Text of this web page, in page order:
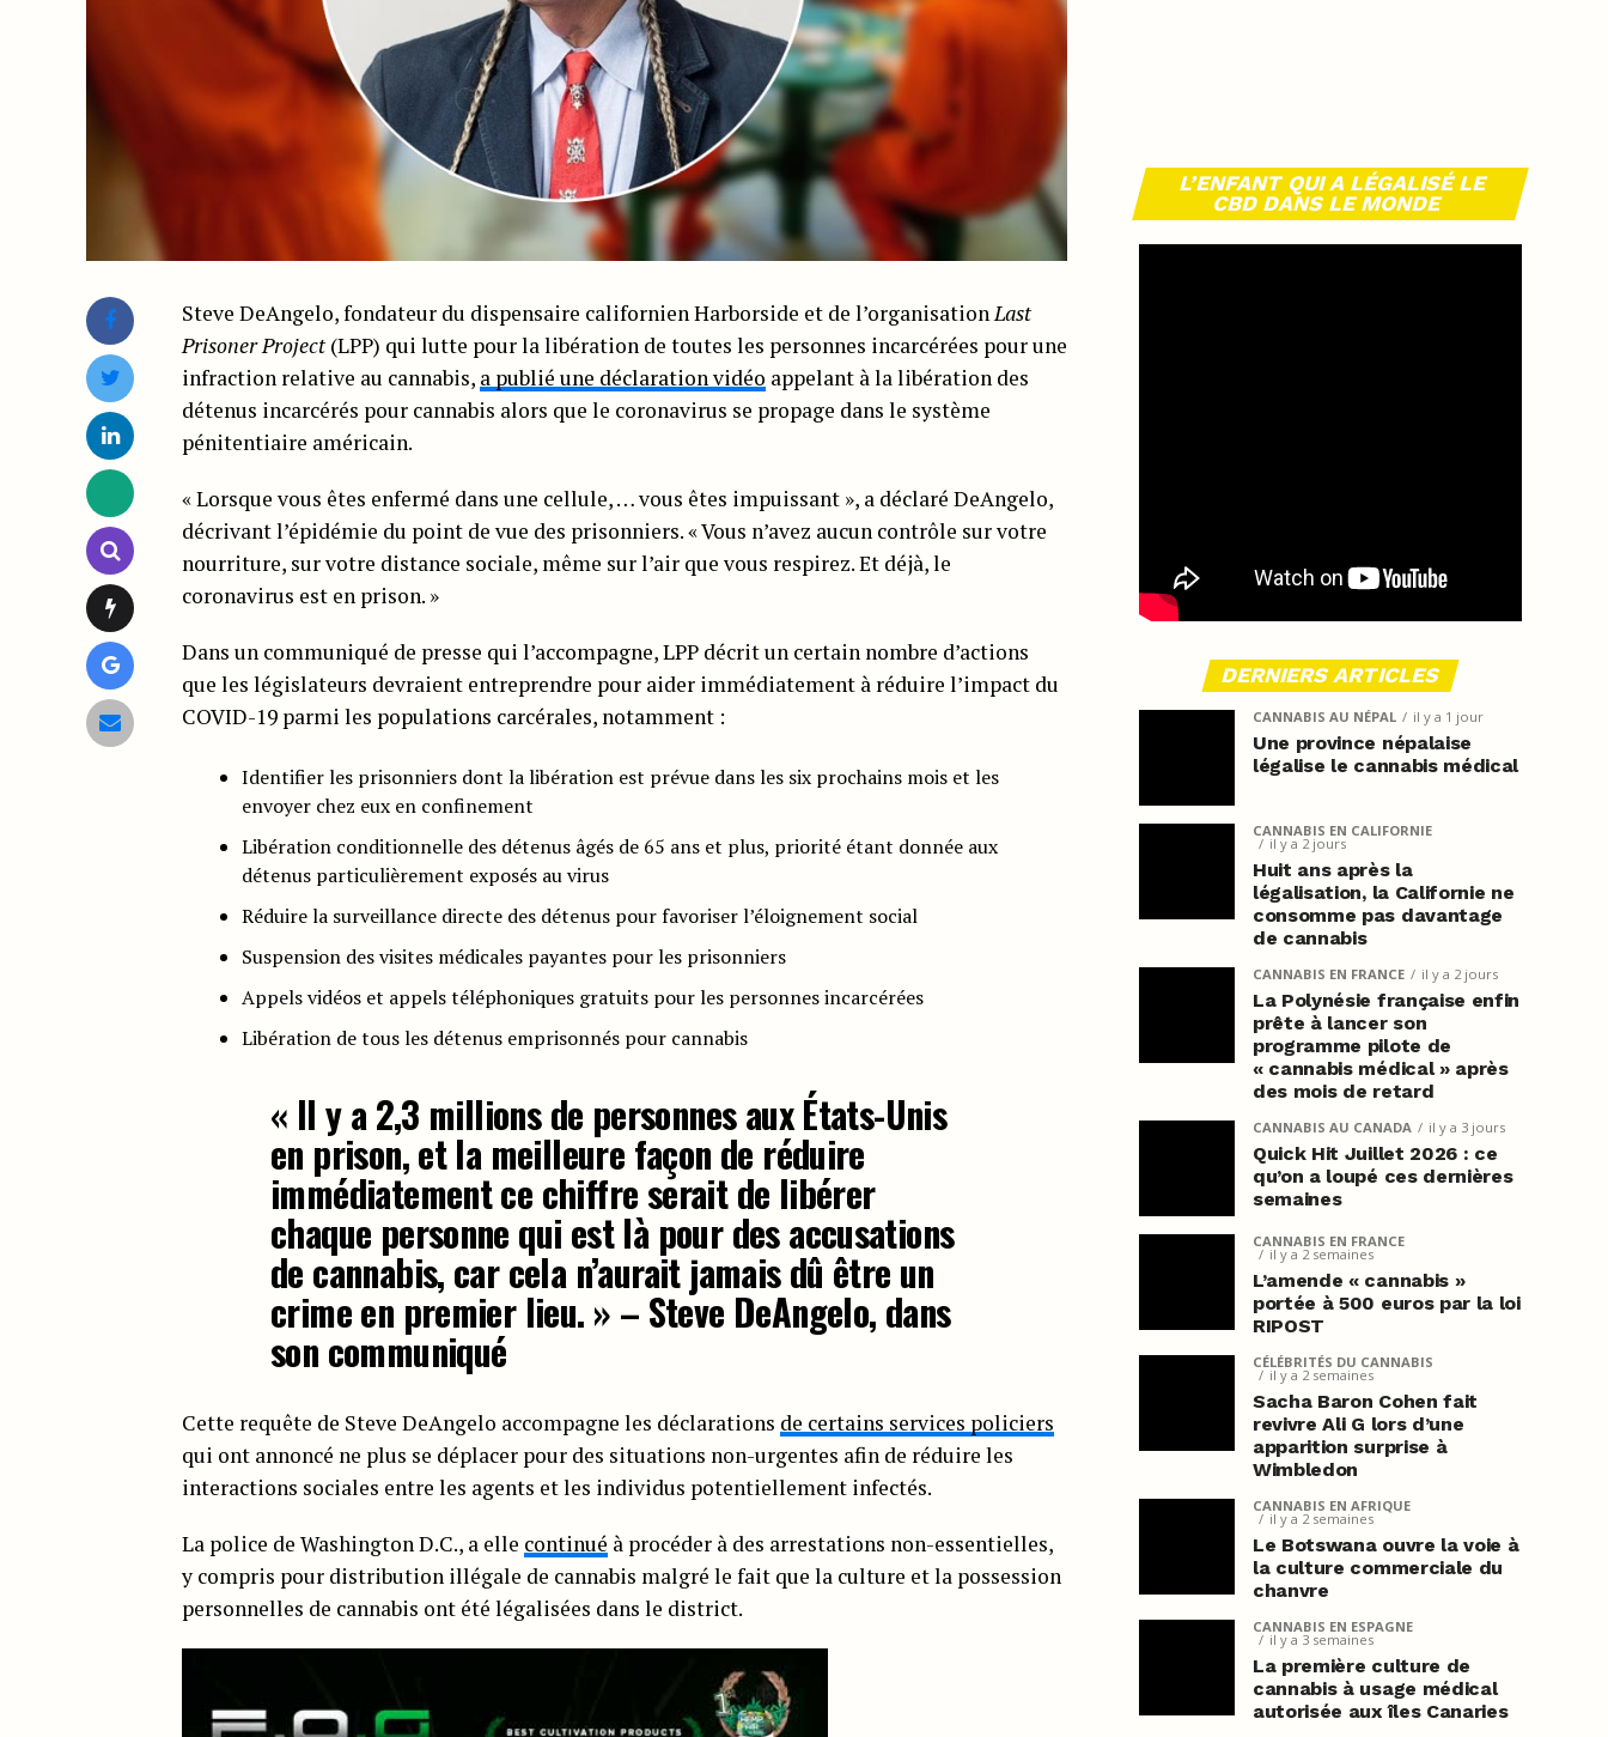
Steve DeAngelo, fondateur du dispensaire californien Harborside et de l’organisationLast
Prisoner Project (LPP) qui lutte pour la libération de toutes les personnes incarcérées pour une
infraction relative au cannabis, a publié une déclaration vidéo appelant à la libération des
détenus incarcérés pour cannabis alors que le coronavirus se propage dans le système
pénitentiaire américain.
« Lorsque vous êtes enfermé dans une cellule, … vous êtes impuissant », a déclaré DeAngelo,
décrivant l’épidémie du point de vue des prisonniers. « Vous n’avez aucun contrôle sur votre
nourriture, sur votre distance sociale, même sur l’air que vous respirez. Et déjà, le
coronavirus est en prison. »
Dans un communiqué de presse qui l’accompagne, LPP décrit un certain nombre d’actions
que les législateurs devraient entreprendre pour aider immédiatement à réduire l’impact du
COVID-19 parmi les populations carcérales, notamment :
Identifier les prisonniers dont la libération est prévue dans les six prochains mois et les
envoyer chez eux en confinement
Libération conditionnelle des détenus âgés de 65 ans et plus, priorité étant donnée aux
détenus particulièrement exposés au virus
Réduire la surveillance directe des détenus pour favoriser l’éloignement social
Suspension des visites médicales payantes pour les prisonniers
Appels vidéos et appels téléphoniques gratuits pour les personnes incarcérées
Libération de tous les détenus emprisonnés pour cannabis
« Il y a 2,3 millions de personnes aux États-Unis
en prison, et la meilleure façon de réduire
immédiatement ce chiffre serait de libérer
chaque personne qui est là pour des accusations
de cannabis, car cela n’aurait jamais dû être un
crime en premier lieu. » – Steve DeAngelo, dans
son communiqué
Cette requête de Steve DeAngelo accompagne les déclarations de certains services policiers
qui ont annoncé ne plus se déplacer pour des situations non-urgentes afin de réduire les
interactions sociales entre les agents et les individus potentiellement infectés.
La police de Washington D.C., a elle continué à procéder à des arrestations non-essentielles,
y compris pour distribution illégale de cannabis malgré le fait que la culture et la possession
personnelles de cannabis ont été légalisées dans le district.
L’ENFANT QUI A LÉGALISÉ LE
CBD DANS LE MONDE
DERNIERS ARTICLES
CANNABIS AU NÉPAL il y a 1 jour
Une province népalaise
légalise le cannabis médical
CANNABIS EN CALIFORNIE
il y a 2 jours
Huit ans après la
légalisation, la Californie ne
consomme pas davantage
de cannabis
CANNABIS EN FRANCE il y a 2 jours
La Polynésie française enfin
prête à lancer son
programme pilote de
« cannabis médical » après
des mois de retard
CANNABIS AU CANADA il y a 3 jours
Quick Hit Juillet 2026 : ce
qu’on a loupé ces dernières
semaines
CANNABIS EN FRANCE
il y a 2 semaines
L’amende « cannabis »
portée à 500 euros par la loi
RIPOST
CÉLÉBRITÉS DU CANNABIS
il y a 2 semaines
Sacha Baron Cohen fait
revivre Ali G lors d’une
apparition surprise à
Wimbledon
CANNABIS EN AFRIQUE
il y a 2 semaines
Le Botswana ouvre la voie à
la culture commerciale du
chanvre
CANNABIS EN ESPAGNE
il y a 3 semaines
La première culture de
cannabis à usage médical
autorisée aux îles Canaries